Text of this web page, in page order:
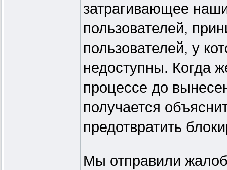
затрагивающее
пользователей,
пользователей, у
недоступны. Когда
процессе до
получается
предотвратить
Мы отправили